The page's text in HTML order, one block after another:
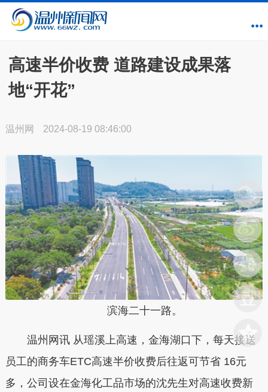
高速半价收费 道路建设成果落
地“开花”
温州网 2024-08-19 08:46:00
滨海二十一路。
温州网讯 从瑶溪上高速，金海湖口下，每天接送
员工的商务车ETC高速半价收费后往返可节省 16元
多，公司设在金海化工品市场的沈先生对高速收费新